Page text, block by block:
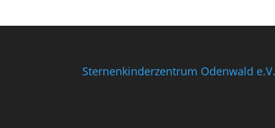
Sternenkinderzentrum Odenwald e.V.